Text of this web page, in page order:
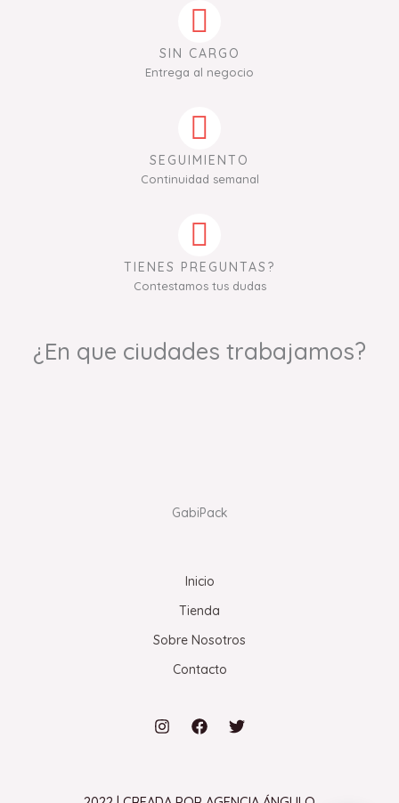
SIN CARGO
Entrega al negocio
SEGUIMIENTO
Continuidad semanal
TIENES PREGUNTAS?
Contestamos tus dudas
¿En que ciudades trabajamos?
GabiPack
Inicio
Tienda
Sobre Nosotros
Contacto